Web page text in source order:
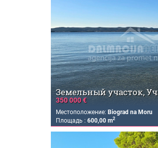
Земельный участок,
350 000 €
Местоположение: Biograd na Moru
Площадь : 600,00 m2